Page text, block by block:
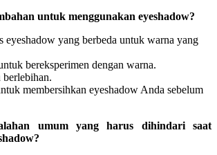
untuk menggunakan eyeshadow?
eyeshadow yang berbeda untuk warna yang
bereksperimen dengan warna.
berlebihan.
membersihkan eyeshadow Anda sebelum
umum yang harus dihindari saat